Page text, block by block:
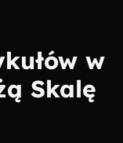
w
Skalę